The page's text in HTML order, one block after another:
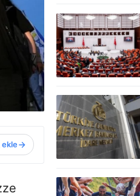
ekle